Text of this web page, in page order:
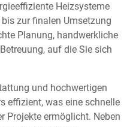
Heizsysteme
zur finalen Umsetzung
Planung, handwerkliche
auf die Sie sich
und hochwertigen
effizient, was eine schnelle
Projekte ermöglicht. Neben